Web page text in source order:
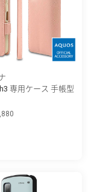
専用ケース 手帳型